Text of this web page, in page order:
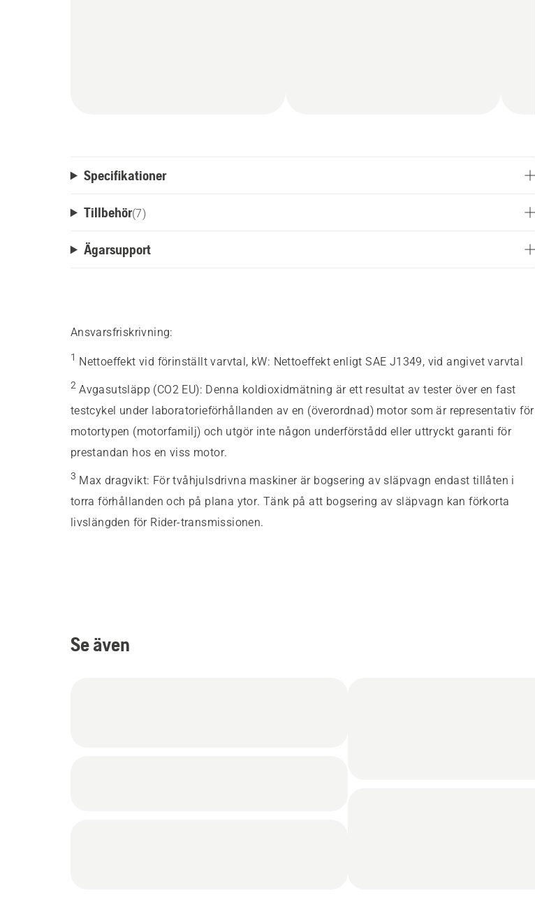
Specifikationer
Tillbehör(7)
Ägarsupport
Ansvarsfriskrivning:
1 Nettoeffekt vid förinställt varvtal, kW: Nettoeffekt enligt SAE J1349, vid angivet varvtal
2 Avgasutsläpp (CO2 EU): Denna koldioxidmätning är ett resultat av tester över en fast
testcykel under laboratorieförhållanden av en (överordnad) motor som är representativ för
motortypen (motorfamilj) och utgör inte någon underförstådd eller uttryckt garanti för
prestandan hos en viss motor.
3 Max dragvikt: För tvåhjulsdrivna maskiner är bogsering av släpvagn endast tillåten i
torra förhållanden och på plana ytor. Tänk på att bogsering av släpvagn kan förkorta
livslängden för Rider-transmissionen.
Se även